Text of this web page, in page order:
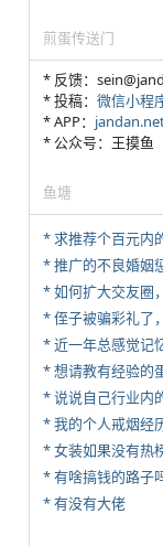
煎蛋传送门
* 反馈：
* 投稿： 微信小程
* APP：
* 公众号：王摸鱼
鱼塘
* 求推荐个百元内
* 推广的不良婚姻
* 如何扩大交友圈
* 侄子被骗彩礼了
* 近一年总感觉记
* 说说自己行业内
* 我的个人戒烟经
* 女装如果没有热
* 有没有大佬